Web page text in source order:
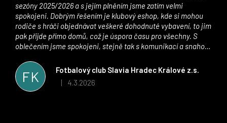
FK
Fotbalový club Slavia Hradec Králové z.s.
Hodnocení obchodu je 5 z 5 hvězdiček.
| 4.3.2026
sezóny 2025/2026 a s jejím plněním jsme zatím velmi
spokojeni. Dobrým řešením je klubový eshop, kde si mohou
rodiče s hráči objednávat veškeré dohodnuté vybavení, to jim
pak přijde přímo domů, což je úspora času pro všechny. S
oblečením jsme spokojeni, stejně tak s komunikací a snahou
stran. Věříme, že v tomto duchu bude spolupráce pokračovat
i nadále, nyní už začínáme řešit i první sady dresů ;)